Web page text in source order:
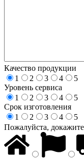
Качество продукции
1
2 3 4
5
Уровень сервиса
1
2 3 4
5
Срок изготовления
1
2 3 4
5
Пожалуйста,